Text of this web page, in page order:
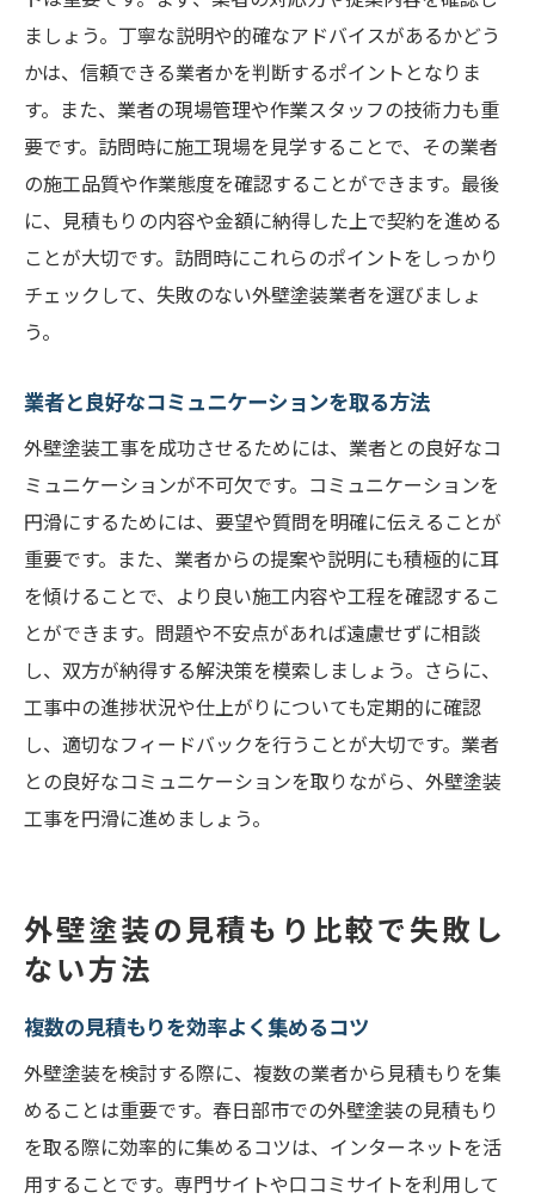
ましょう。丁寧な説明や的確なアドバイスがあるかどう
かは、信頼できる業者かを判断するポイントとなりま
す。また、業者の現場管理や作業スタッフの技術力も重
要です。訪問時に施工現場を見学することで、その業者
の施工品質や作業態度を確認することができます。最後
に、見積もりの内容や金額に納得した上で契約を進める
ことが大切です。訪問時にこれらのポイントをしっかり
チェックして、失敗のない外壁塗装業者を選びましょ
う。
業者と良好なコミュニケーションを取る方法
外壁塗装工事を成功させるためには、業者との良好なコ
ミュニケーションが不可欠です。コミュニケーションを
円滑にするためには、要望や質問を明確に伝えることが
重要です。また、業者からの提案や説明にも積極的に耳
を傾けることで、より良い施工内容や工程を確認するこ
とができます。問題や不安点があれば遠慮せずに相談
し、双方が納得する解決策を模索しましょう。さらに、
工事中の進捗状況や仕上がりについても定期的に確認
し、適切なフィードバックを行うことが大切です。業者
との良好なコミュニケーションを取りながら、外壁塗装
工事を円滑に進めましょう。
外壁塗装の見積もり比較で失敗し
ない方法
複数の見積もりを効率よく集めるコツ
外壁塗装を検討する際に、複数の業者から見積もりを集
めることは重要です。春日部市での外壁塗装の見積もり
を取る際に効率的に集めるコツは、インターネットを活
用することです。専門サイトや口コミサイトを利用して